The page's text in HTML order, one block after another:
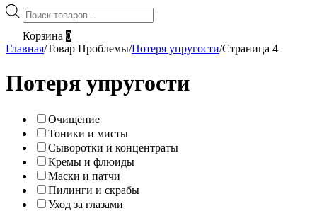
Поиск
товаров
Корзина 0
Главная/Товар Проблемы/Потеря упругости/Страница 4
Потеря упругости
Очищение
Тоники и мисты
Сыворотки и концентраты
Кремы и флюиды
Маски и патчи
Пилинги и скрабы
Уход за глазами